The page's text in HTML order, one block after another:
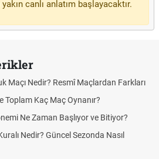
canlı anlatım başlayacaktır.
Maçı Nedir? Resmî Maçlardan Farkları
Toplam Kaç Maç Oynanır?
Ne Zaman Başlıyor ve Bitiyor?
Nedir? Güncel Sezonda Nasıl